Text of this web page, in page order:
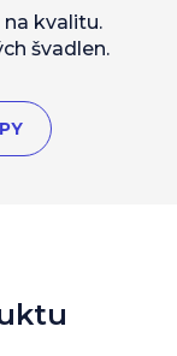
kvalitu.
švadlen.